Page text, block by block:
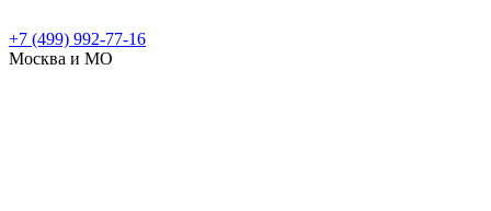
+7 (499) 992-77-16
Москва и МО